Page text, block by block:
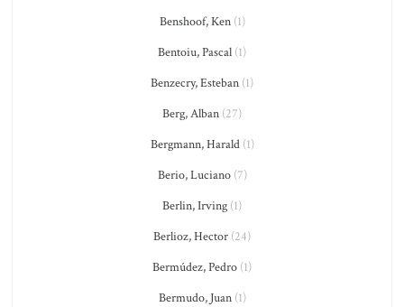
Benshoof, Ken(1)
Bentoiu, Pascal (1)
Benzecry, Esteban (1)
Berg, Alban (27)
Bergmann, Harald(1)
Berio, Luciano(7)
Berlin, Irving (1)
Berlioz, Hector (24)
Bermúdez, Pedro (1)
Bermudo, Juan(1)